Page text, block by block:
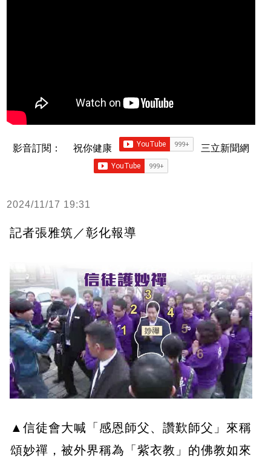
影音訂閱： 祝你健康 三立新聞網
2024/11/17 19:31
記者張雅筑／彰化報導
▲信徒會大喊「感恩師父、讚歎師父」來稱
頌妙禪，被外界稱為「紫衣教」的佛教如來